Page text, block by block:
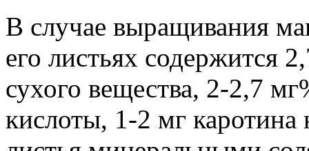
В случае выращивания
его листьях содержится
сухого вещества, 2-2,7
кислоты, 1-2 мг